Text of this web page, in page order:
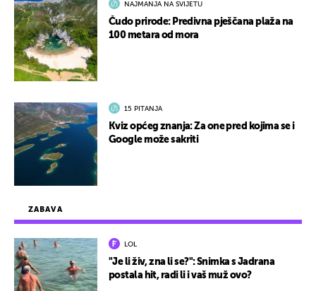
ZABAVA
LOL
"Je li živ, zna li se?": Snimka s Jadrana
postala hit, radi li i vaš muž ovo?
NAJMANJA NA SVIJETU
Čudo prirode: Predivna pješčana plaža na
100 metara od mora
15 PITANJA
Kviz općeg znanja: Za one pred kojima se i
Google može sakriti